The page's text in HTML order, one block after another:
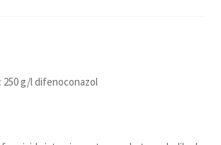
250 g/l difenoconazol